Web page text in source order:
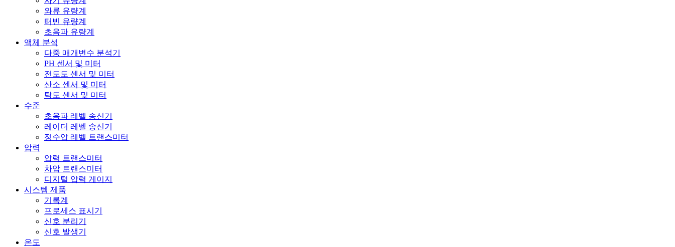
와류 유량계
터빈 유량계
초음파 유량계
액체 분석
다중 매개변수 분석기
PH 센서 및 미터
전도도 센서 및 미터
산소 센서 및 미터
탁도 센서 및 미터
수준
초음파 레벨 송신기
레이더 레벨 송신기
정수압 레벨 트랜스미터
압력
압력 트랜스미터
차압 트랜스미터
디지털 압력 게이지
시스템 제품
기록계
프로세스 표시기
신호 분리기
신호 발생기
온도